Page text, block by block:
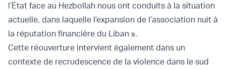
l’État face au Hezbollah nous ont conduits à la situation
actuelle, dans laquelle l’expansion de l’association nuit à
la réputation financière du Liban ».
Cette réouverture intervient également dans un
contexte de recrudescence de la violence dans le sud